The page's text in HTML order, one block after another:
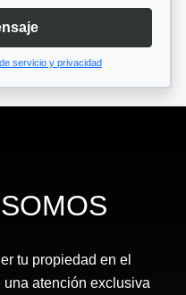
servicio y privacidad
tu propiedad en el
atención exclusiva